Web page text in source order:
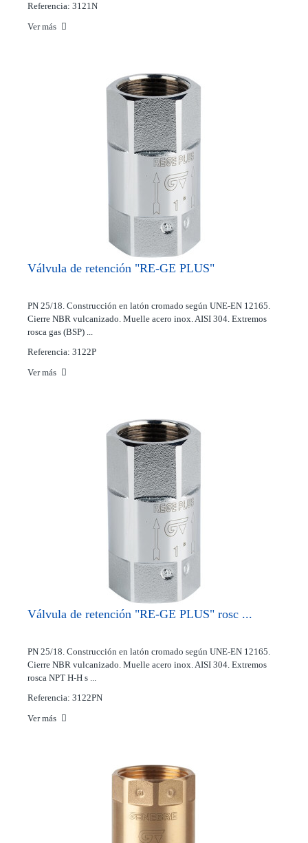
Referencia: 3121N
Ver más
Válvula de retención "RE-GE PLUS"
PN 25/18. Construcción en latón cromado según UNE-EN 12165.
Cierre NBR vulcanizado. Muelle acero inox. AISI 304. Extremos
rosca gas (BSP) ...
Referencia: 3122P
Ver más
Válvula de retención "RE-GE PLUS" rosc ...
PN 25/18. Construcción en latón cromado según UNE-EN 12165.
Cierre NBR vulcanizado. Muelle acero inox. AISI 304. Extremos
rosca NPT H-H s ...
Referencia: 3122PN
Ver más